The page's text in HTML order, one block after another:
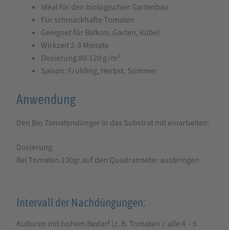
Ideal für den biologischen Gartenbau
Für schmackhafte Tomaten
Geeignet für Balkon, Garten, Kübel
Wirkzeit 2-3 Monate
Dosierung 80-120 g/m²
Saison: Frühling, Herbst, Sommer
Anwendung
Den Bio Tomatendünger in das Substrat mit einarbeiten.
Dosierung
Bei Tomaten 100gr auf den Quadratmeter ausbringen.
Intervall der Nachdüngungen:
Kulturen mit hohem Bedarf (z. B. Tomaten ): alle 4 – 5